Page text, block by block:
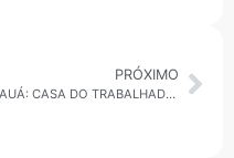
PRÓXIMO
MAUÁ: CASA DO TRABALHADOR SEDIA ATENDIMENTO DO POLO DE EMPREGABILIDADE INCLUSIVA